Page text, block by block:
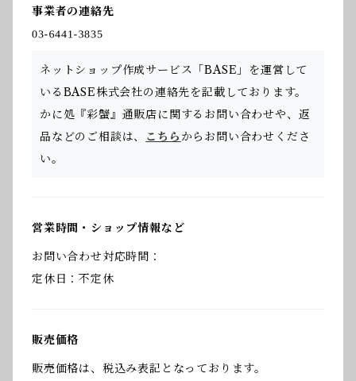
事業者の連絡先
ネットショップ作成サービス「BASE」を運営して
いるBASE株式会社の連絡先を記載しております。
かに処『彩蟹』通販店に関するお問い合わせや、返
品などのご相談は、 こちら からお問い合わせくださ
い。
営業時間・ショップ情報など
お問い合わせ対応時間：
定休日：不定休
販売価格
販売価格は、税込み表記となっております。